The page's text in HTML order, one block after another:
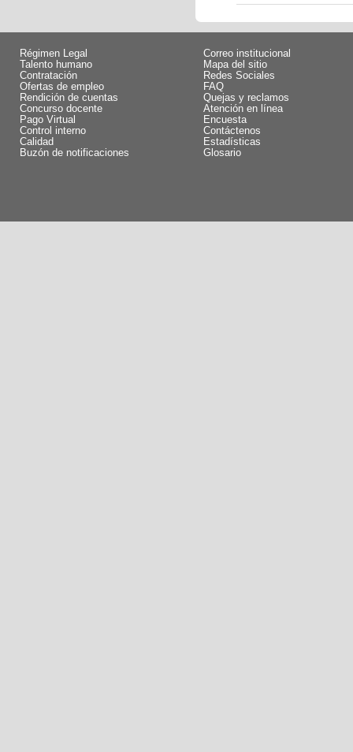
Régimen Legal
Talento humano
Contratación
Ofertas de empleo
Rendición de cuentas
Concurso docente
Pago Virtual
Control interno
Calidad
Buzón de notificaciones
Correo institucional
Mapa del sitio
Redes Sociales
FAQ
Quejas y reclamos
Atención en línea
Encuesta
Contáctenos
Estadísticas
Glosario